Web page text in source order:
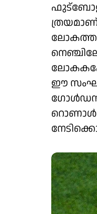
ഈ സംഘം
ഗോൾഡൻ